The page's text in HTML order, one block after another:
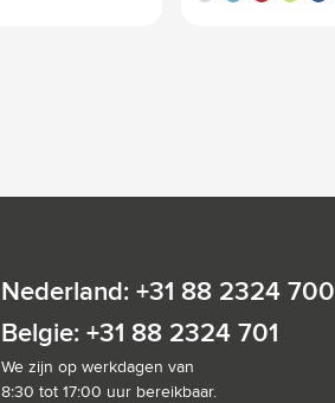
Nederland: +31 88 2324 700
Belgie: +31 88 2324 701
We zijn op werkdagen van
8:30 tot 17:00 uur bereikbaar.